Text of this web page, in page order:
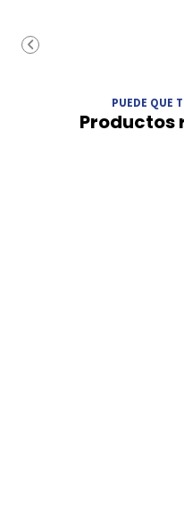
PUEDE QUE
Productos